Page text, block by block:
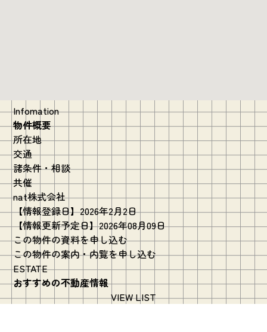
Infomation
物件概要
所在地
交通
諸条件・相談
共催
nat株式会社
【情報登録日】2026年2月2日
【情報更新予定日】2026年08月09日
この物件の資料を申し込む
この物件の案内・内覧を申し込む
ESTATE
おすすめの不動産情報
VIEW LIST